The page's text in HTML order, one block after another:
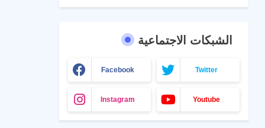
الشبكات الاجتماعية
Facebook Twitter
Instagram Youtube